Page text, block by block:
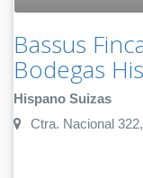
Bassus
Bodegas
Hispano Suizas
Ctra. Nacional